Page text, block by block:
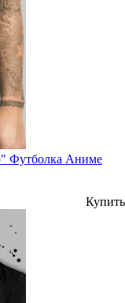
Футболка Аниме
Купить